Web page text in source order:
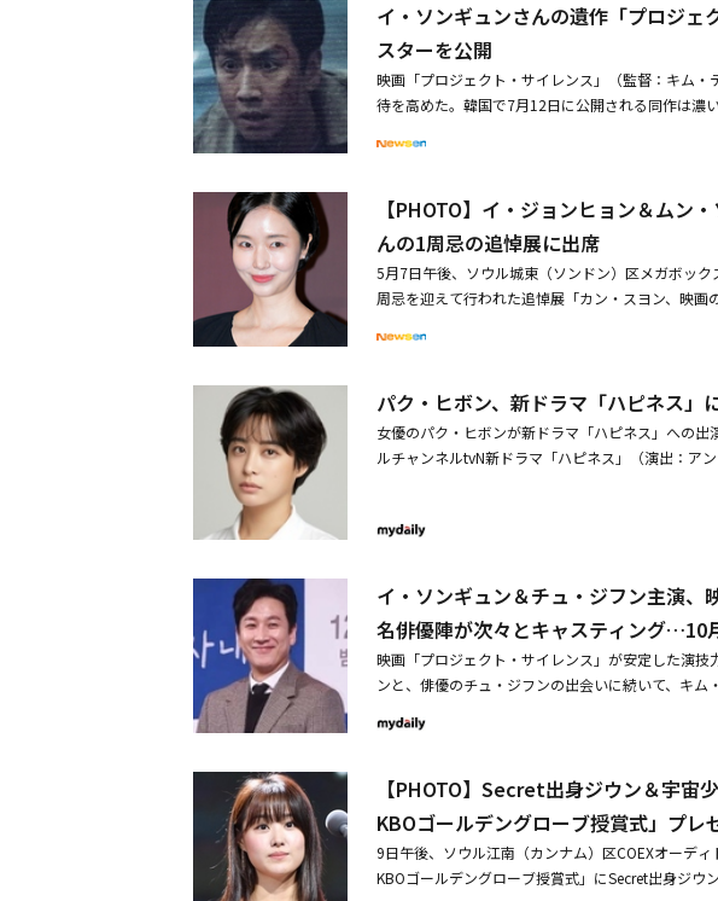
なるという概念があまりない。映画好きな人間とし
魅力を楽しんでいるようだ。このキャラクターは、
しむタイプだ。ありがたくも、監督の方々が僕と
く撮影することができる」と述べた。また「人は誰
言えない性格を隠さない姿を見て、1990年代の近
りな～』と言っていたお兄さんたちのイメージも
具現化するのはどうだろうと考えて、監督に伝え
ーだ」と付け加えた。キム・ヒウォンは「プロジェ
な雰囲気を漂わせるヤン博士を演じた。彼は「最初
感じた。あり得る事件だと思った。僕が事件の発端
台になる実際の大橋を歩いて渡ってみた。いくら
は劇中、ジョンウォン（イ・ソンギュンさん）の娘
ターを描いた。彼女は「イ・ソンギュンさんにたく
しいが、自由奔放なキャラクターだ。私が自由に演
じめ、すべての作品が私を成長させる。『新感染
るけど、実際の私はもじもじしていた。愛称がキム
う。ギョンミンの勇敢な姿を、間接的にでも体験す
もたくさん助けてもらった」と付け加えた。最後
た時、どのような変化が起こり、観客をドキドキ
供することができるか考えた。その中で様々な人
と、注目ポイントを伝えた。映画「プロジェクト
ポスターを公開・イ・ソンギュンさんの遺作「プロ
を公開
イ・ソンギュンさんの遺作「プロジェ
スターを公開
映画「プロジェクト・サイレンス」（監督：キム
待を高めた。韓国で7月12日に公開される同作は濃
く。崩壊直前、空港大橋に閉じ込められた安保室
ョンミンを見送るため空港に向かう途中、予期せ
から出なければなりません」というジョンウォン
できるのか、注目を集めている。人生一発逆転を狙
「これはめちゃくちゃだな」と、連続追突事故のニ
ぐに緊張感あふれる表情をしており、尋常でない雰
ジェクトサイレンス」の責任研究員ヤン博士（キ
を務める姉ミラン（パク・ヒボン）は普段から共通
では「私の後ろにじっとしていて」と互いを守る
【PHOTO】イ・ジョンヒョン＆ムン
んの1周忌の追悼展に出席
5月7日午後、ソウル城東（ソンドン）区メガボッ
周忌を迎えて行われた追悼展「カン・スヨン、映
ョン、イ・チェウン、パク・ヒボン、イム・スル
パク・ジョンボム監督、パン・ウンジン監督、ペ・
監督、ヨン・サンホ監督らが出席した。・カン・ス
ン」を発刊ポン・ジュノ監督＆ソル・ギョングらの
パク・ヒボン、新ドラマ「ハピネス
女優のパク・ヒボンが新ドラマ「ハピネス」への
ルチャンネルtvN新ドラマ「ハピネス」（演出：ア
裂と恐怖、生存のための激しい死闘と心理戦を描
り前に譲歩を要求する兄と葛藤を経験する人物だ
キャラクターを完成する、彼女の活躍が期待され
日々～」「アルゴン」「知ってるワイフ」など、多
い魅力と印象的な演技、キャラクターとの高いシ
ラマ「シークレット・ブティック」では、財閥家
た、クランクアップを知らせた映画「プロジェク
うに各作品でキャラクターそのもので息づくパク
キャラクターに早くから関心が集められている。新
チャー 不正捜査官たちの真実」「秘密の森」など
ン・ギルホ監督と、「ウォッチャー 不正捜査官た
ハン・サンウンが手を組んだ。ハン・ヒョジュ、パ
イ・ソンギュン＆チュ・ジフン主演、
名俳優陣が次々とキャスティング…10
映画「プロジェクト・サイレンス」が安定した演
ンと、俳優のチュ・ジフンの出会いに続いて、キ
えた俳優たちのキャスティングラインナップを完
き残るために奮闘する物語。「グッバイシングル
督が「プロジェクト・サイレンス」のメガホンを
二章：因と縁」で2600万人の観客を動員したミダ
いて再びプロデューサーとして乗り出し、信頼を加
的な注目を浴びたイ・ソンギュンが、橋の真ん中で
【PHOTO】Secret出身ジウン＆宇宙
KBOゴールデングローブ授賞式」プレ
9日午後、ソウル江南（カンナム）区COEXオーデ
KBOゴールデングローブ授賞式」にSecret出身ジウ